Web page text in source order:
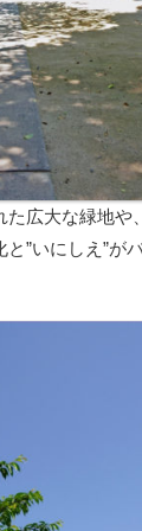
広大な緑地
”いにしえ”が